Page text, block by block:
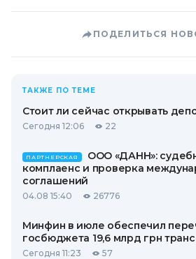
ПОДЕЛИТЬСЯ
ТАКЖЕ ПО ТЕМЕ
Стоит ли сейчас открывать
Сегодня 12:06 22
ПАРТНЕРСКАЯ
ООО «ДАНН»:
комплаенс и проверка
соглашений
04.08 15:40 26776
Минфин в июле обеспечил
госбюджета 19,6 млрд грн
Сегодня 11:23 57